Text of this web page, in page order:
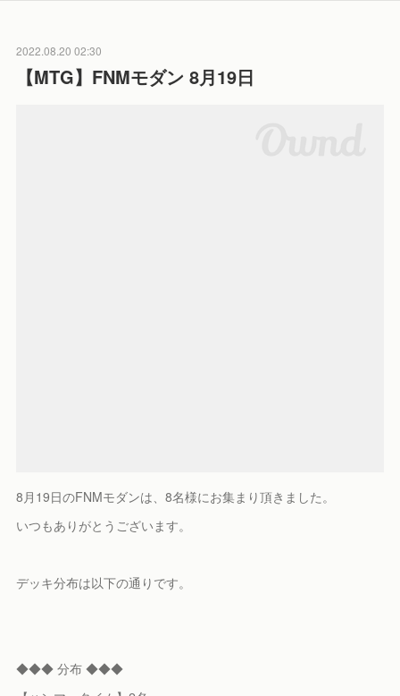
2022.08.20 02:30
【MTG】FNMモダン 8月19日
8月19日のFNMモダンは、8名様にお集まり頂きました。
いつもありがとうございます。
デッキ分布は以下の通りです。
◆◆◆ 分布 ◆◆◆